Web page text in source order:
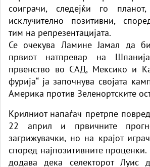
соиграчи, следејќи го
исклучително позитивни,
тим на репрезентацијата.
Се очекува Ламине Јамал ​​да
првиот натпревар на
првенство во САД, Мексико и
фурија“ ја започнува својата
Америка против Зеленортските
Крилниот напаѓач претрпе
22 април и првичните
загрижувачки, но на крајот
според најпозитивните проценки.
додава дека селекторот